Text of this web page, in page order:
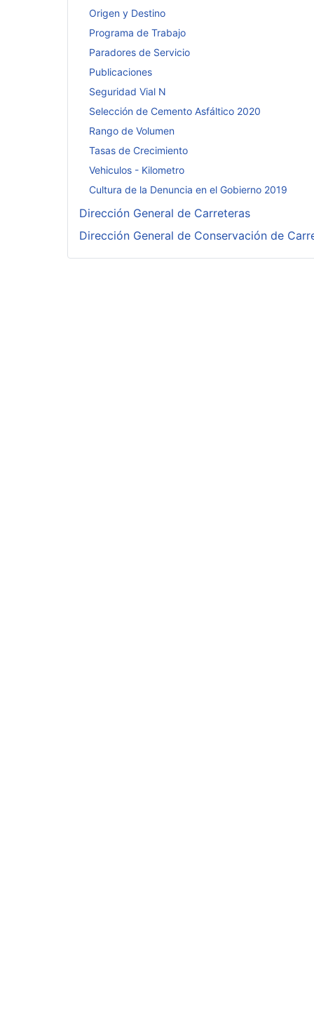
Origen y Destino
Programa de Trabajo
Paradores de Servicio
Publicaciones
Seguridad Vial N
Selección de Cemento Asfáltico 2020
Rango de Volumen
Tasas de Crecimiento
Vehiculos - Kilometro
Cultura de la Denuncia en el Gobierno 2019
Dirección General de Carreteras
Dirección General de Conservación de